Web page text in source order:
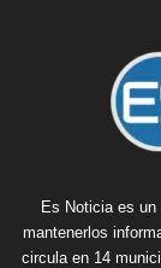
Es Noticia es un
mantenerlos
circula en 14